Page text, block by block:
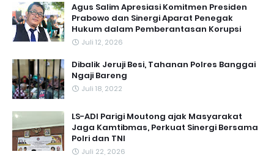
Agus Salim Apresiasi Komitmen Presiden
Prabowo dan Sinergi Aparat Penegak
Hukum dalam Pemberantasan Korupsi
Juli 12, 2026
Dibalik Jeruji Besi, Tahanan Polres Banggai
Ngaji Bareng
Juli 18, 2022
LS-ADI Parigi Moutong ajak Masyarakat
Jaga Kamtibmas, Perkuat Sinergi Bersama
Polri dan TNI
Juli 22, 2026